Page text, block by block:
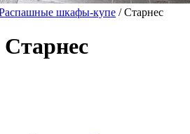
шкафы-купе / Старнес